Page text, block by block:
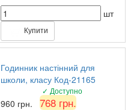
шт
Купити
Годинник настінний для
школи, класу Код-21165
✓ Доступно
960 грн. 768 грн.